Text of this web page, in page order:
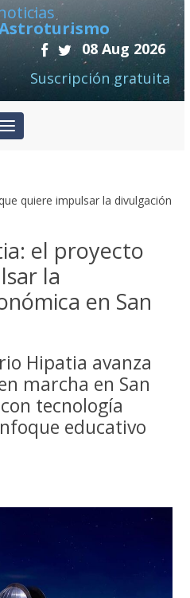
08 Aug 2026
Suscripción gratuita
quiere impulsar la divulgación
el proyecto
la
en San
Hipatia avanza
marcha en San
tecnología
educativo
Next